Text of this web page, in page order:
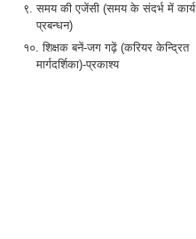
९. समय की एजेंसी (समय के संदर्भ में कार्य
प्रबन्धन)
१०. शिक्षक बनें-जग गढ़ें (करियर केन्द्रित
मार्गदर्शिका)-प्रकाश्य